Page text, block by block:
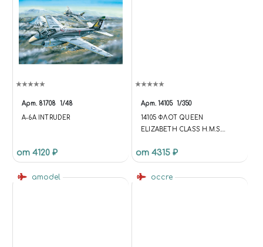
Арт. 81708 1/48
A-6A INTRUDER
от 4120 ₽
Арт. 14105 1/350
14105 ФЛОТ QUEEN
ELIZABETH CLASS H.M.S.
от 4315 ₽
amodel occre